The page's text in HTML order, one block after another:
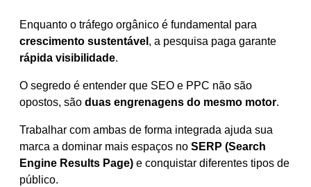
Enquanto o tráfego orgânico é fundamental para
crescimento sustentável , a pesquisa paga garante
rápida visibilidade.
O segredo é entender que SEO e PPC não são
opostos, são duas engrenagens do mesmo motor.
Trabalhar com ambas de forma integrada ajuda sua
marca a dominar mais espaços no SERP (Search
Engine Results Page) e conquistar diferentes tipos de
público.